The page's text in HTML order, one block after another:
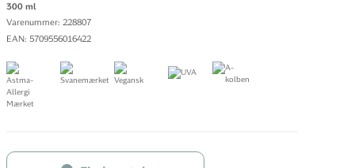
300 ml
Varenummer: 228807
EAN: 5709556016422